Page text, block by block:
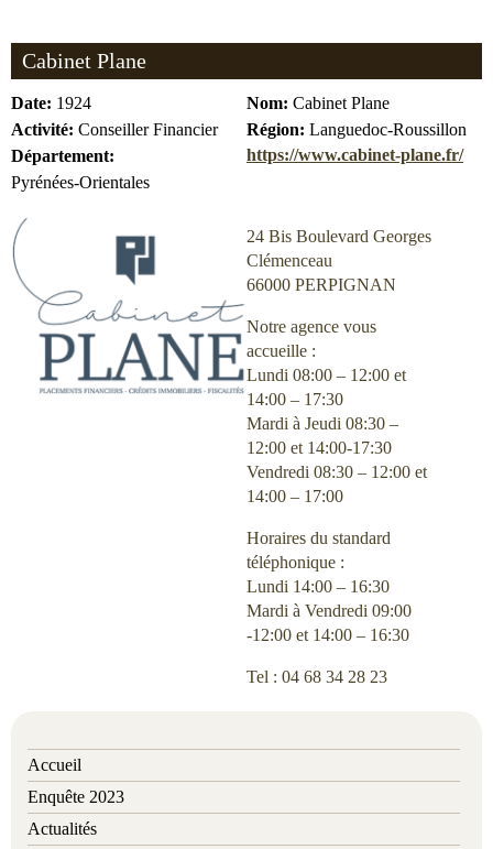
Cabinet Plane
Date: 1924 Nom: Cabinet Plane
Activité: Conseiller Financier Région: Languedoc-Roussillon
Département:
Pyrénées-Orientales
https://www.cabinet-plane.fr/
24 Bis Boulevard Georges
Clémenceau
66000 PERPIGNAN
Notre agence vous
accueille :
Lundi 08:00 – 12:00 et
14:00 – 17:30
Mardi à Jeudi 08:30 –
12:00 et 14:00-17:30
Vendredi 08:30 – 12:00 et
14:00 – 17:00
Horaires du standard
téléphonique :
Lundi 14:00 – 16:30
Mardi à Vendredi 09:00
-12:00 et 14:00 – 16:30
Tel : 04 68 34 28 23
Accueil
Enquête 2023
Actualités